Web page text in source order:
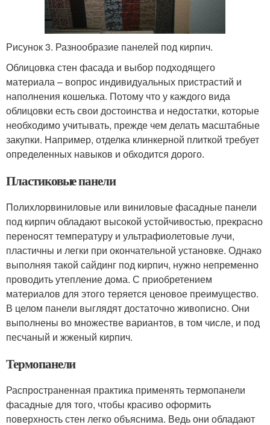
Рисунок 3. Разнообразие панелей под кирпич.
Облицовка стен фасада и выбор подходящего
материала – вопрос индивидуальных пристрастий и
наполнения кошелька. Потому что у каждого вида
облицовки есть свои достоинства и недостатки, которые
необходимо учитывать, прежде чем делать масштабные
закупки. Например, отделка клинкерной плиткой требует
определенных навыков и обходится дорого.
Пластиковые панели
Полихлорвиниловые или виниловые фасадные панели
под кирпич обладают высокой устойчивостью, прекрасно
переносят температуру и ультрафиолетовые лучи,
пластичны и легки при окончательной установке. Однако
выполняя такой сайдинг под кирпич, нужно непременно
проводить утепление дома. С приобретением
материалов для этого теряется ценовое преимущество.
В целом панели выглядят достаточно живописно. Они
выполнены во множестве вариантов, в том числе, и под
песчаный и жженый кирпич.
Термопанели
Распространенная практика применять термопанели
фасадные для того, чтобы красиво оформить
поверхность стен легко объяснима. Ведь они обладают